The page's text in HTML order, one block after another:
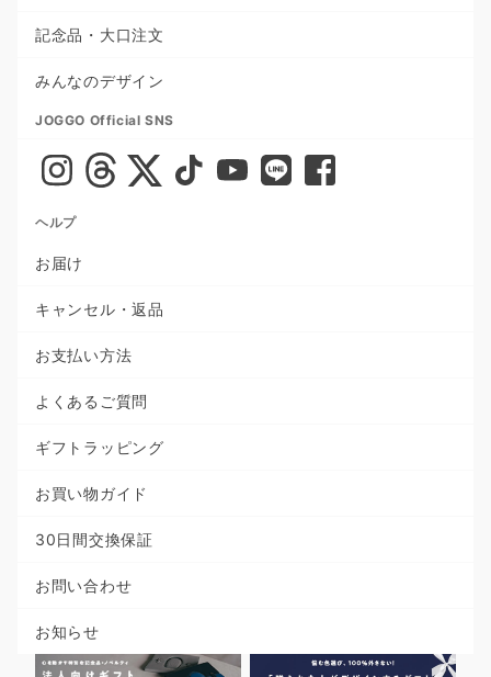
記念品・大口注文
みんなのデザイン
JOGGO Official SNS
ヘルプ
お届け
キャンセル・返品
お支払い方法
よくあるご質問
ギフトラッピング
お買い物ガイド
30日間交換保証
お問い合わせ
お知らせ